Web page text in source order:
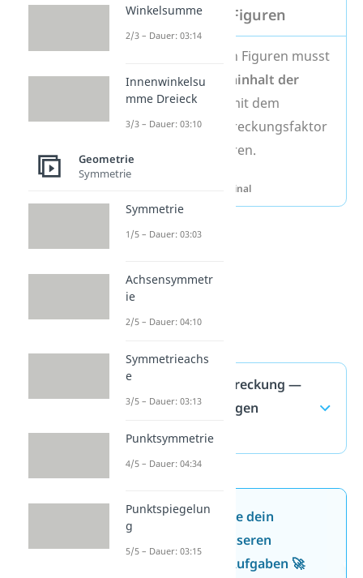
gestreckten Figuren
Bei gestreckten Figuren musst
du denFlächeninhalt der
Originalfigur
mit dem
quadrierten Streckungsfaktor
) multiplizieren.
Original
Zentrische Streckung —
häufigste Fragen
(ausklappen)
Jetzt neu: Teste dein
Wissen mit unseren
kostenlosen Aufgaben 🚀
Winkelsumme
2/3 – Dauer: 03:14
Innenwinkelsu
mme Dreieck
3/3 – Dauer: 03:10
Geometrie
Symmetrie
Symmetrie
1/5 – Dauer: 03:03
Achsensymmetr
ie
2/5 – Dauer: 04:10
Symmetrieachs
e
3/5 – Dauer: 03:13
Punktsymmetrie
4/5 – Dauer: 04:34
Punktspiegelun
g
5/5 – Dauer: 03:15